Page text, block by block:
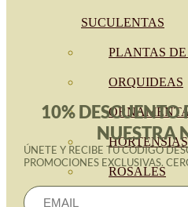
SUCULENTAS
PLANTAS
ORQUIDEAS
HORTENSIAS
ROSALES
10% DESCUENTO
NUESTRA
ÚNETE Y RECIBE TU CÓDIGO
PROMOCIONES EXCLUSIVAS.